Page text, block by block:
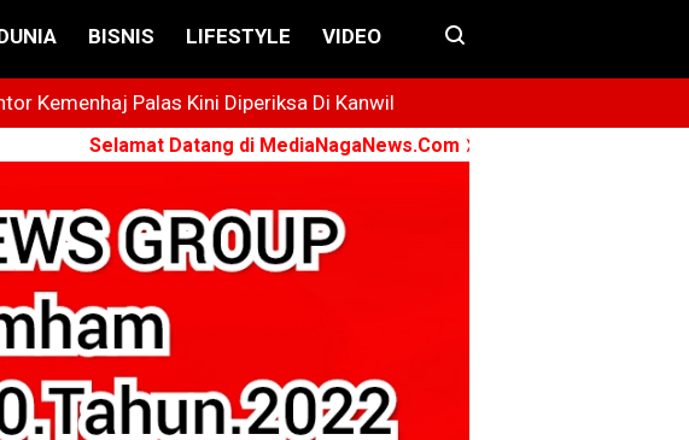
BISNIS LIFESTYLE VIDEO
Kemenhaj Palas Kini Diperiksa Di Kanwil
Selamat Datang di MediaNagaNews.Com ➤ Konsisten - Menyuarakan -